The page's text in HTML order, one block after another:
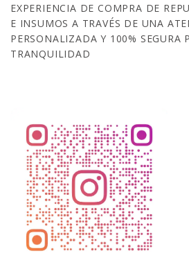
EXPERIENCIA DE COMPRA DE
E INSUMOS A TRAVÉS DE UNA
PERSONALIZADA Y 100% SEGURA
TRANQUILIDAD